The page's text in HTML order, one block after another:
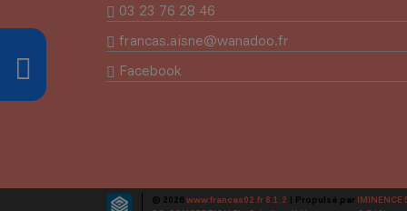
03 23 76 28 46
francas.aisne@wanadoo.fr
Facebook
© 2026www.francas02.fr 8.1.2 | Propulsé par IMINENCE